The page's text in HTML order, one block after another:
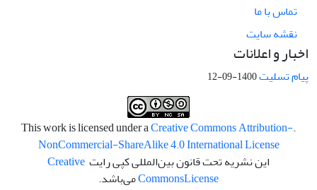
تماس با ما
نقشه سایت
اخبار و اعلانات
پیام تسلیت1400-09-12
.This work is licensed under a
Creative Commons Attribution-
NonCommercial-ShareAlike 4.0 International License
این نشریه تحت قانون بین‌المللی کپی رایت Creative
CommonsLicense می‌باشد.